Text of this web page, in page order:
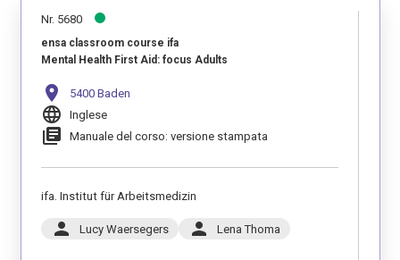
Nr. 5680
ensa classroom course ifa
Mental Health First Aid: focus Adults
location_on 5400 Baden
language Inglese
library_books Manuale del corso: versione stampata
ifa. Institut für Arbeitsmedizin
person Lucy Waersegers person Lena Thoma